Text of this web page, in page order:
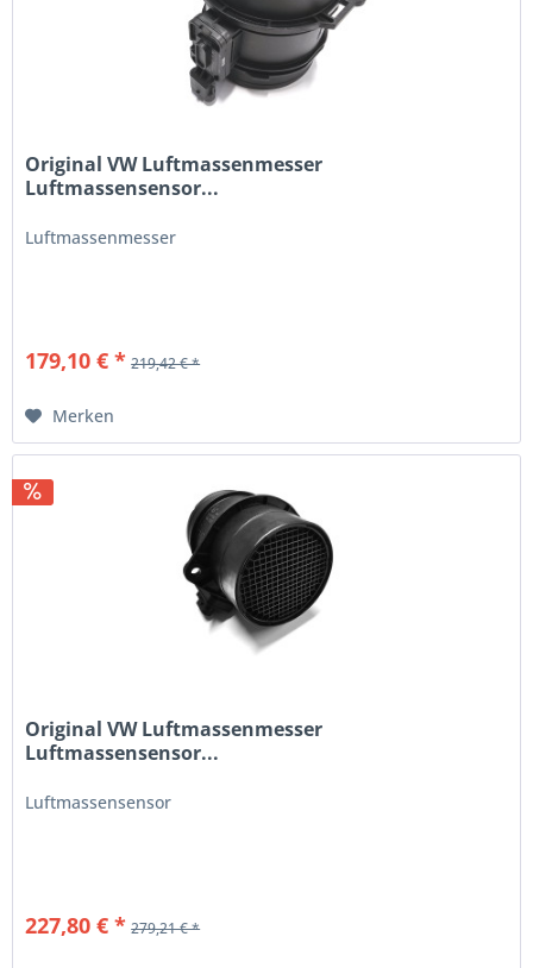
Original VW Luftmassenmesser
Luftmassensensor...
Luftmassenmesser
179,10 € * 219,42 € *
Merken
Original VW Luftmassenmesser
Luftmassensensor...
Luftmassensensor
227,80 € * 279,21 € *